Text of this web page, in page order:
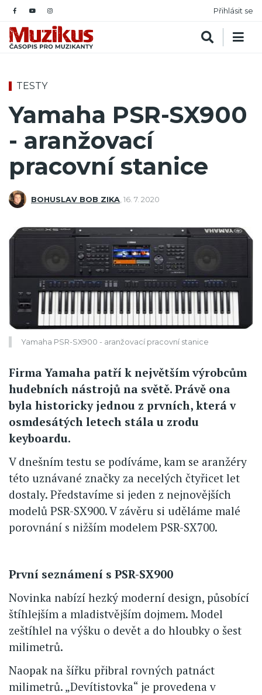
Přihlásit se
TESTY
Yamaha PSR-SX900
- aranžovací
pracovní stanice
BOHUSLAV BOB ZIKA 16. 7. 2020
Yamaha PSR-SX900 - aranžovací pracovní stanice
Firma Yamaha patří k největším výrobcům
hudebních nástrojů na světě. Právě ona
byla historicky jednou z prvních, která v
osmdesátých letech stála u zrodu
keyboardu.
V dnešním testu se podíváme, kam se aranžéry
této uznávané značky za necelých čtyřicet let
dostaly. Představíme si jeden z nejnovějších
modelů PSR-SX900. V závěru si uděláme malé
porovnání s nižším modelem PSR-SX700.
První seznámení s PSR-SX900
Novinka nabízí hezký moderní design, působící
štíhlejším a mladistvějším dojmem. Model
zeštíhlel na výšku o devět a do hloubky o šest
milimetrů.
Naopak na šířku přibral rovných patnáct
milimetrů. „Devítistovka“ je provedena v